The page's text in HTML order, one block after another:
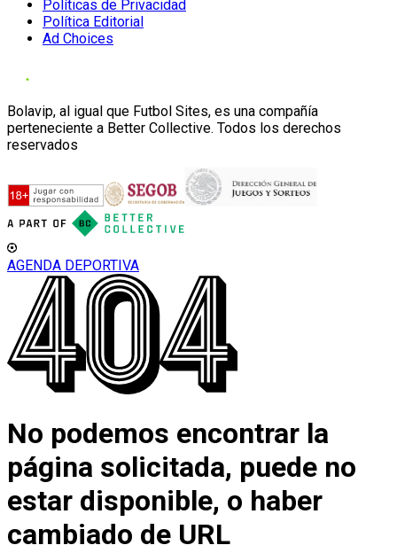
Políticas de Privacidad
Política Editorial
Ad Choices
Bolavip, al igual que Futbol Sites, es una compañía
perteneciente a Better Collective. Todos los derechos
reservados
AGENDA DEPORTIVA
No podemos encontrar la
página solicitada, puede no
estar disponible, o haber
cambiado de URL